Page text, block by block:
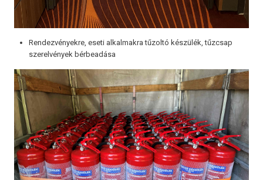
Rendezvényekre, eseti alkalmakra tűzoltó készülék, tűzcsap
szerelvények bérbeadása